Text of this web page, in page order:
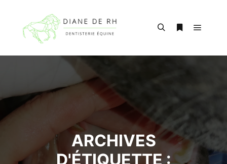
ARCHIVES
D'ÉTIQUETTE :